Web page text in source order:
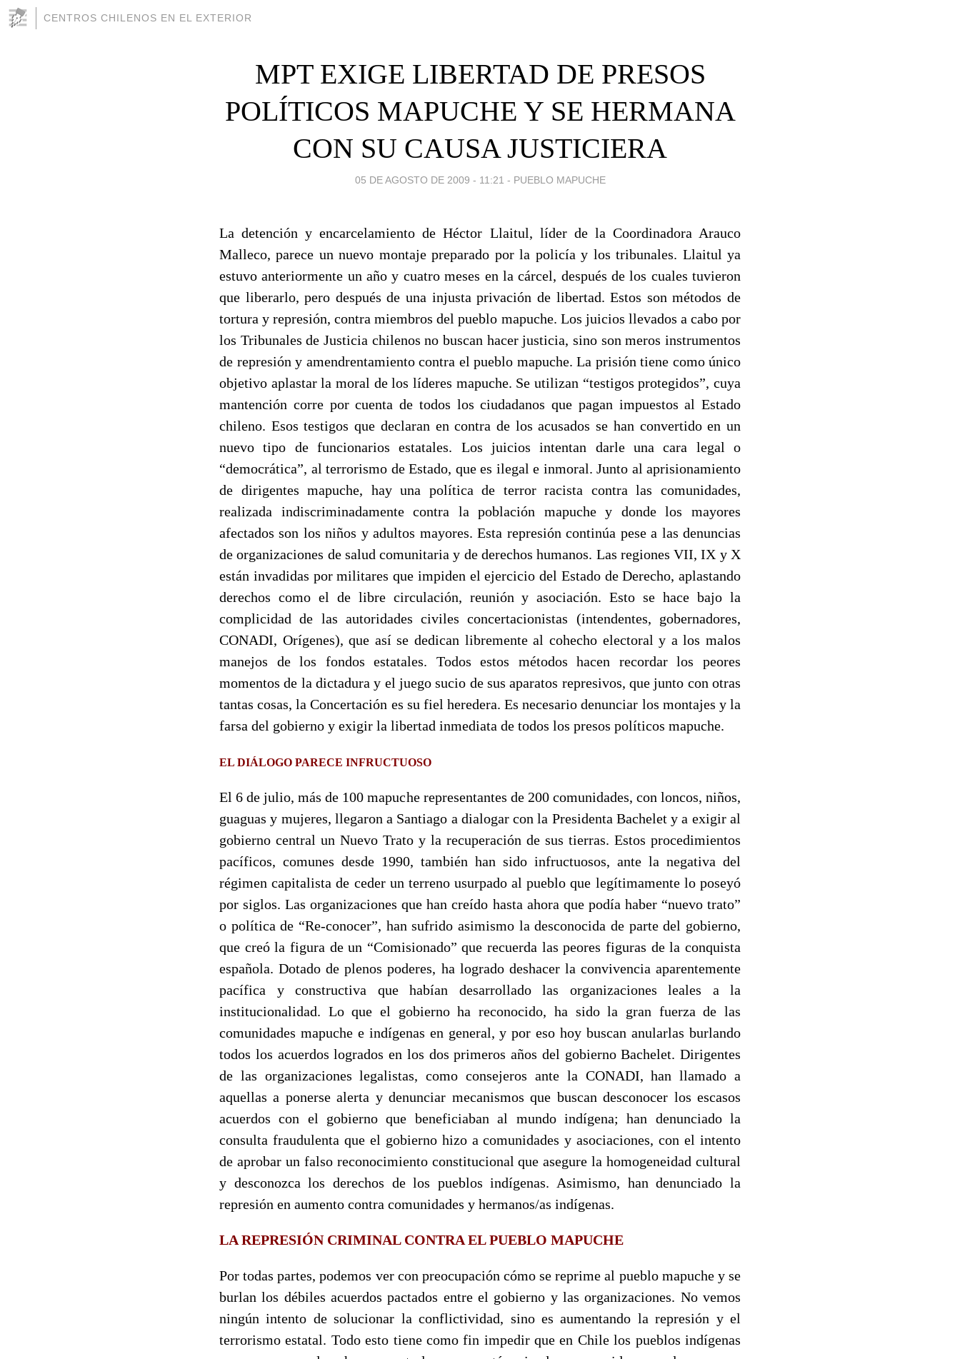
CENTROS CHILENOS EN EL EXTERIOR
MPT EXIGE LIBERTAD DE PRESOS
POLÍTICOS MAPUCHE Y SE HERMANA
CON SU CAUSA JUSTICIERA
05 DE AGOSTO DE 2009 - 11:21 - PUEBLO MAPUCHE
La detención y encarcelamiento de Héctor Llaitul, líder de la Coordinadora Arauco
Malleco, parece un nuevo montaje preparado por la policía y los tribunales. Llaitul ya
estuvo anteriormente un año y cuatro meses en la cárcel, después de los cuales tuvieron
que liberarlo, pero después de una injusta privación de libertad. Estos son métodos de
tortura y represión, contra miembros del pueblo mapuche. Los juicios llevados a cabo por
los Tribunales de Justicia chilenos no buscan hacer justicia, sino son meros instrumentos
de represión y amendrentamiento contra el pueblo mapuche. La prisión tiene como único
objetivo aplastar la moral de los líderes mapuche. Se utilizan “testigos protegidos”, cuya
mantención corre por cuenta de todos los ciudadanos que pagan impuestos al Estado
chileno. Esos testigos que declaran en contra de los acusados se han convertido en un
nuevo tipo de funcionarios estatales. Los juicios intentan darle una cara legal o
“democrática”, al terrorismo de Estado, que es ilegal e inmoral. Junto al aprisionamiento
de dirigentes mapuche, hay una política de terror racista contra las comunidades,
realizada indiscriminadamente contra la población mapuche y donde los mayores
afectados son los niños y adultos mayores. Esta represión continúa pese a las denuncias
de organizaciones de salud comunitaria y de derechos humanos. Las regiones VII, IX y X
están invadidas por militares que impiden el ejercicio del Estado de Derecho, aplastando
derechos como el de libre circulación, reunión y asociación. Esto se hace bajo la
complicidad de las autoridades civiles concertacionistas (intendentes, gobernadores,
CONADI, Orígenes), que así se dedican libremente al cohecho electoral y a los malos
manejos de los fondos estatales. Todos estos métodos hacen recordar los peores
momentos de la dictadura y el juego sucio de sus aparatos represivos, que junto con otras
tantas cosas, la Concertación es su fiel heredera. Es necesario denunciar los montajes y la
farsa del gobierno y exigir la libertad inmediata de todos los presos políticos mapuche.
EL DIÁLOGO PARECE INFRUCTUOSO
El 6 de julio, más de 100 mapuche representantes de 200 comunidades, con loncos, niños,
guaguas y mujeres, llegaron a Santiago a dialogar con la Presidenta Bachelet y a exigir al
gobierno central un Nuevo Trato y la recuperación de sus tierras. Estos procedimientos
pacíficos, comunes desde 1990, también han sido infructuosos, ante la negativa del
régimen capitalista de ceder un terreno usurpado al pueblo que legítimamente lo poseyó
por siglos. Las organizaciones que han creído hasta ahora que podía haber “nuevo trato”
o política de “Re-conocer”, han sufrido asimismo la desconocida de parte del gobierno,
que creó la figura de un “Comisionado” que recuerda las peores figuras de la conquista
española. Dotado de plenos poderes, ha logrado deshacer la convivencia aparentemente
pacífica y constructiva que habían desarrollado las organizaciones leales a la
institucionalidad. Lo que el gobierno ha reconocido, ha sido la gran fuerza de las
comunidades mapuche e indígenas en general, y por eso hoy buscan anularlas burlando
todos los acuerdos logrados en los dos primeros años del gobierno Bachelet. Dirigentes
de las organizaciones legalistas, como consejeros ante la CONADI, han llamado a
aquellas a ponerse alerta y denunciar mecanismos que buscan desconocer los escasos
acuerdos con el gobierno que beneficiaban al mundo indígena; han denunciado la
consulta fraudulenta que el gobierno hizo a comunidades y asociaciones, con el intento
de aprobar un falso reconocimiento constitucional que asegure la homogeneidad cultural
y desconozca los derechos de los pueblos indígenas. Asimismo, han denunciado la
represión en aumento contra comunidades y hermanos/as indígenas.
LA REPRESIÓN CRIMINAL CONTRA EL PUEBLO MAPUCHE
Por todas partes, podemos ver con preocupación cómo se reprime al pueblo mapuche y se
burlan los débiles acuerdos pactados entre el gobierno y las organizaciones. No vemos
ningún intento de solucionar la conflictividad, sino es aumentando la represión y el
terrorismo estatal. Todo esto tiene como fin impedir que en Chile los pueblos indígenas